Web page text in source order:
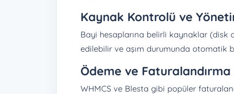
Kaynak Kontrolü ve
Bayi hesaplarına belirli kaynaklar (disk
edilebilir ve aşım durumunda otomatik
Ödeme ve
WHMCS ve Blesta gibi popüler